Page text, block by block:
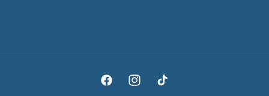
FacebookInstagramTikTok